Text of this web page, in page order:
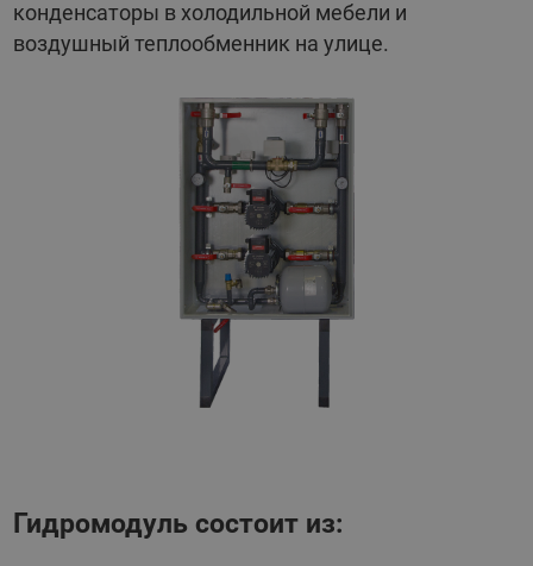
конденсаторы в холодильной мебели и
воздушный теплообменник на улице.
Гидромодуль состоит из: